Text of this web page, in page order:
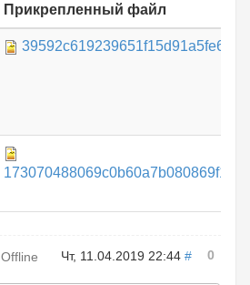
Прикрепленный файл
Offline Чт, 11.04.2019 22:44 # 0